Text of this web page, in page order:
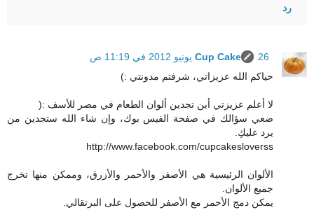
رد
Cup Cake
26 يونيو 2012 في 11:19 ص
حياكم الله عزيزاتي، شرفتم مدونتي :)
لا أعلم عزيزتي أين تجدين ألوان الطعام في مصر للأسف :(
ضعي سؤالك في صفحة الفيس بوك، وإن شاء الله ستجدين من
يرد عليكِ.
http://www.facebook.com/cupcakesloverss
الألوان الرئيسية هي الأصفر والأحمر والأزرق، وممكن منها تخرج
جميع الألوان.
يمكن دمج الأحمر مع الأصفر للحصول على البرتقالي.